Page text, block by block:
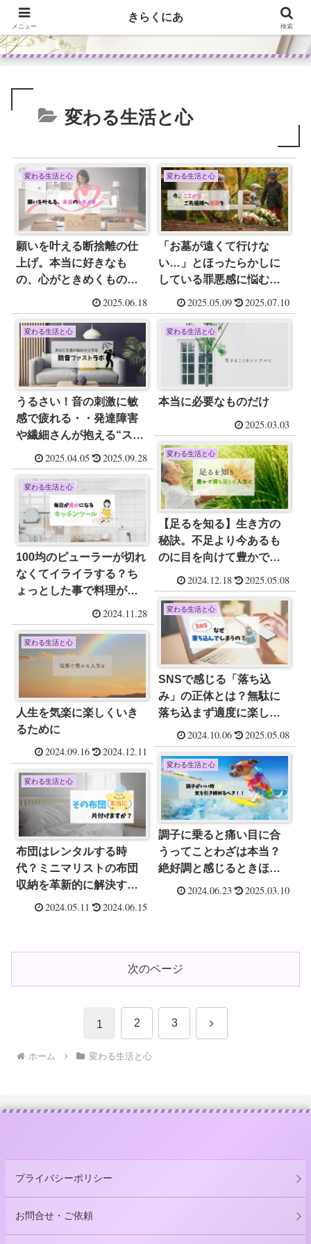
変わる生活と心
変わる生活と心
願いを叶える断捨離の仕
上げ。本当に好きなも
の、心がときめくものだ
けを選ぶ、身の回りに置
くことの大切さ
2025.06.18
変わる生活と心
「お墓が遠くて行けな
い…」とほったらかしに
している罪悪感に悩むあ
なたへ｜ご先祖様に心を
届ける5つの方法
2025.05.09 2025.07.10
変わる生活と心
うるさい！音の刺激に敏
感で疲れる・・発達障害
や繊細さんが抱える“スト
レス”とは？
2025.04.05 2025.09.28
変わる生活と心
本当に必要なものだけ
2025.03.03
変わる生活と心
【足るを知る】生き方の
秘訣。不足より今あるも
のに目を向けて豊かで幸
せな人生を。
2024.12.18 2025.05.08
変わる生活と心
100均のピューラーが切れ
なくてイライラする？ち
ょっとした事で料理が気
持ちよくなるおススメキ
ッチンツール。
2024.11.28 変わる生活と心
SNSで感じる「落ち込
み」の正体とは？無駄に
落ち込まず適度に楽しむ
コツ
2024.10.06 2025.05.08
変わる生活と心
人生を気楽に楽しくいき
るために
2024.09.16 2024.12.11
変わる生活と心
調子に乗ると痛い目に合
うってことわざは本当？
絶好調と感じるときほど
注意するべき理由
2024.06.23 2025.03.10
変わる生活と心
布団はレンタルする時
代？ミニマリストの布団
収納を革新的に解決する
おすすめの方法！
2024.05.11 2024.06.15
次のページ
1 2 3 次
ホーム 変わる生活と心
プライバシーポリシー
お問合せ・ご依頼
メニュー
きらくにあ
検索